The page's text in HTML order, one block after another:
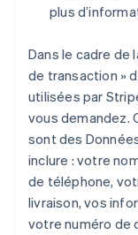
plus
Dans le cadre de
de transaction »
utilisées par
vous demandez.
sont des
inclure : votre
de téléphone,
livraison, vos
votre numéro de